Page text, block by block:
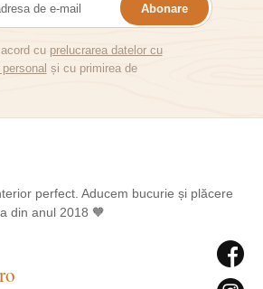
Abonare
cu prelucrarea datelor cu
și cu primirea de
perfect. Aducem bucurie și plăcere
din anul 2018 🧡